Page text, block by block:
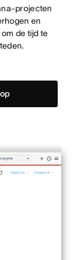
projecten
en
de tijd te